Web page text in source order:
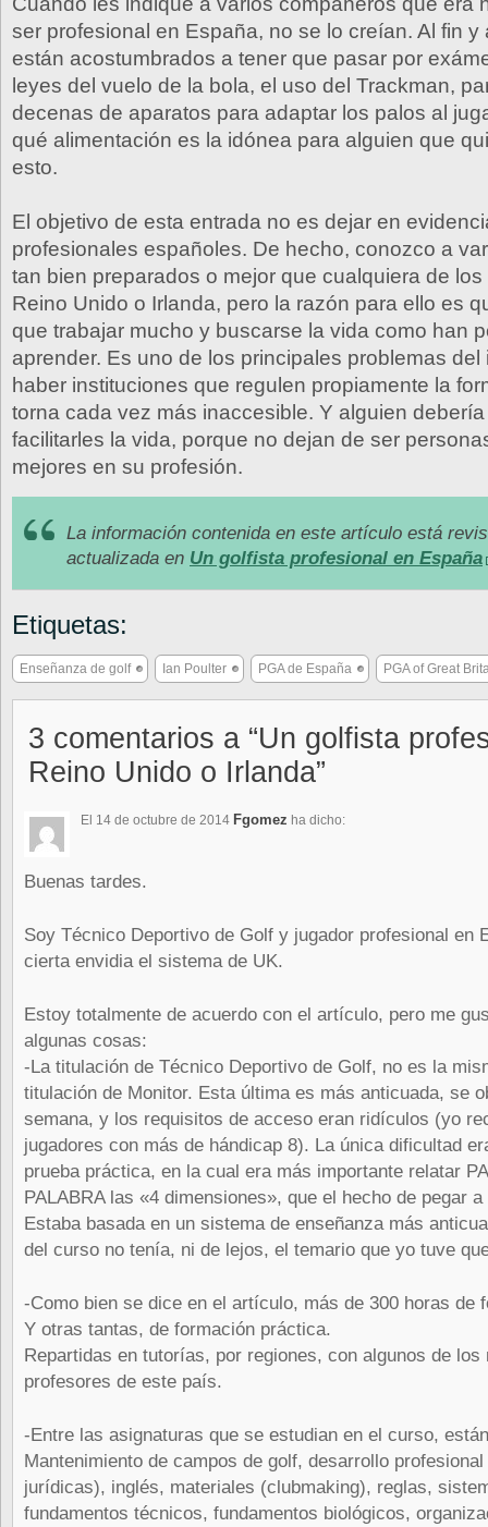
ser profesional en España, no se lo creían. Al fin y
están acostumbrados a tener que pasar por
leyes del vuelo de la bola, el uso del Trackman,
decenas de aparatos para adaptar los palos al
qué alimentación es la idónea para alguien que
esto.
El objetivo de esta entrada no es dejar en
profesionales españoles. De hecho, conozco a
tan bien preparados o mejor que cualquiera de
Reino Unido o Irlanda, pero la razón para ello es
que trabajar mucho y buscarse la vida como han
aprender. Es uno de los principales problemas del
haber instituciones que regulen propiamente la
torna cada vez más inaccesible. Y alguien
facilitarles la vida, porque no dejan de ser
mejores en su profesión.
La información contenida en este artículo está
actualizada en Un golfista profesional en España
Etiquetas:
Enseñanza de golf Ian Poulter PGA de España PGA of Great
3 comentarios a “Un golfista
Reino Unido o Irlanda”
El 14 de octubre de 2014 Fgomez ha dicho:
Buenas tardes.
Soy Técnico Deportivo de Golf y jugador profesional en
cierta envidia el sistema de UK.
Estoy totalmente de acuerdo con el artículo, pero me
algunas cosas:
-La titulación de Técnico Deportivo de Golf, no es la
titulación de Monitor. Esta última es más anticuada, se
semana, y los requisitos de acceso eran ridículos (yo
jugadores con más de hándicap 8). La única dificultad
prueba práctica, en la cual era más importante relatar
PALABRA las «4 dimensiones», que el hecho de pegar
Estaba basada en un sistema de enseñanza más
del curso no tenía, ni de lejos, el temario que yo tuve
-Como bien se dice en el artículo, más de 300 horas de
Y otras tantas, de formación práctica.
Repartidas en tutorías, por regiones, con algunos de los
profesores de este país.
-Entre las asignaturas que se estudian en el curso,
Mantenimiento de campos de golf, desarrollo
jurídicas), inglés, materiales (clubmaking), reglas,
fundamentos técnicos, fundamentos biológicos,